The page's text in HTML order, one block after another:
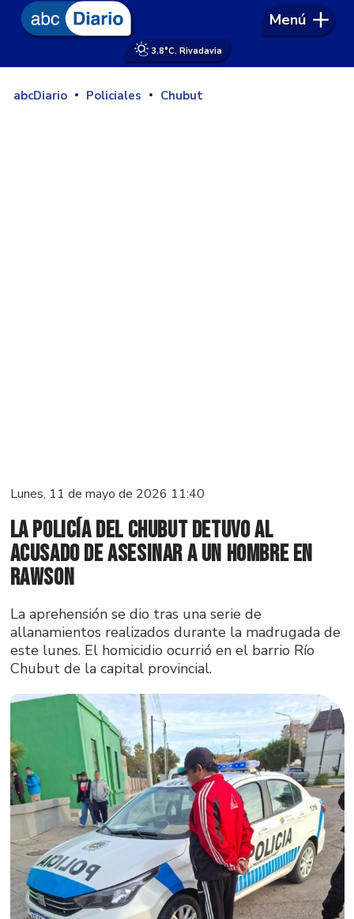
3.8°C. Rivadavia
Menú
abcDiario Policiales Chubut
Lunes, 11 de mayo de 2026 11:40
La Policía del Chubut detuvo al
acusado de asesinar a un hombre en
Rawson
La aprehensión se dio tras una serie de
allanamientos realizados durante la madrugada de
este lunes. El homicidio ocurrió en el barrio Río
Chubut de la capital provincial.